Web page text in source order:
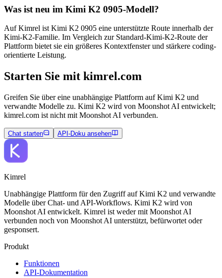
Was ist neu im Kimi K2 0905‑Modell?
Auf Kimrel ist Kimi K2 0905 eine unterstützte Route innerhalb der
Kimi-K2-Familie. Im Vergleich zur Standard-Kimi-K2-Route der
Plattform bietet sie ein größeres Kontextfenster und stärkere coding-
orientierte Leistung.
Starten Sie mit kimrel.com
Greifen Sie über eine unabhängige Plattform auf Kimi K2 und
verwandte Modelle zu. Kimi K2 wird von Moonshot AI entwickelt;
kimrel.com ist nicht mit Moonshot AI verbunden.
Chat starten API‑Doku ansehen
Kimrel
Unabhängige Plattform für den Zugriff auf Kimi K2 und verwandte
Modelle über Chat- und API-Workflows. Kimi K2 wird von
Moonshot AI entwickelt. Kimrel ist weder mit Moonshot AI
verbunden noch von Moonshot AI unterstützt, befürwortet oder
gesponsert.
Produkt
Funktionen
API‑Dokumentation